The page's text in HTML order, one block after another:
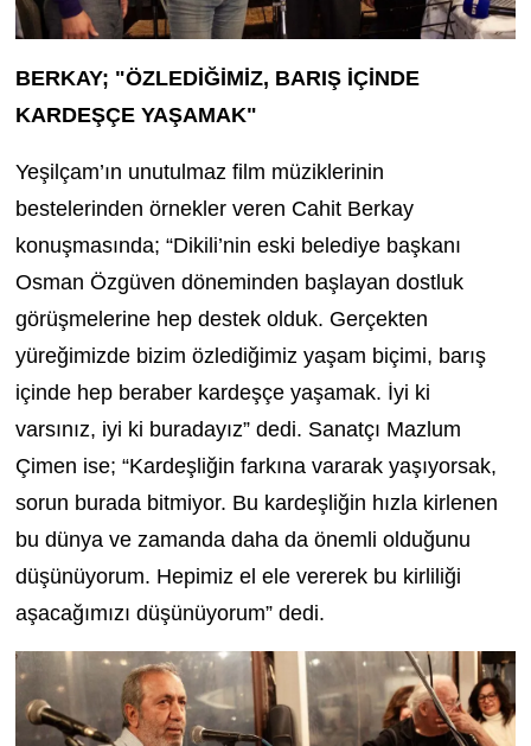
BERKAY; "ÖZLEDİĞİMİZ, BARIŞ İÇİNDE
KARDEŞÇE YAŞAMAK"
Yeşilçam’ın unutulmaz film müziklerinin
bestelerinden örnekler veren Cahit Berkay
konuşmasında; “Dikili’nin eski belediye başkanı
Osman Özgüven döneminden başlayan dostluk
görüşmelerine hep destek olduk. Gerçekten
yüreğimizde bizim özlediğimiz yaşam biçimi, barış
içinde hep beraber kardeşçe yaşamak. İyi ki
varsınız, iyi ki buradayız” dedi. Sanatçı Mazlum
Çimen ise; “Kardeşliğin farkına vararak yaşıyorsak,
sorun burada bitmiyor. Bu kardeşliğin hızla kirlenen
bu dünya ve zamanda daha da önemli olduğunu
düşünüyorum. Hepimiz el ele vererek bu kirliliği
aşacağımızı düşünüyorum” dedi.